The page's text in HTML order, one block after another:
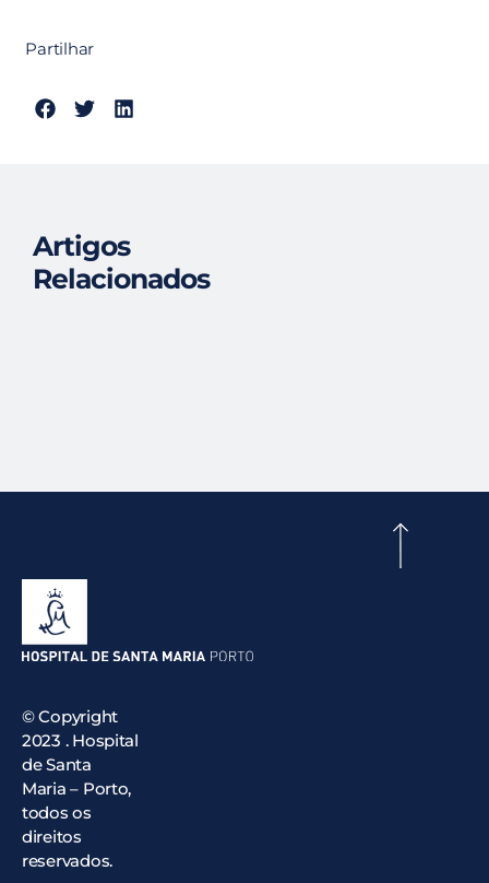
Partilhar
Artigos
Relacionados
© Copyright
2023 . Hospital
de Santa
Maria – Porto,
todos os
direitos
reservados.